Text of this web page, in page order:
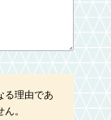
る理由であ
。